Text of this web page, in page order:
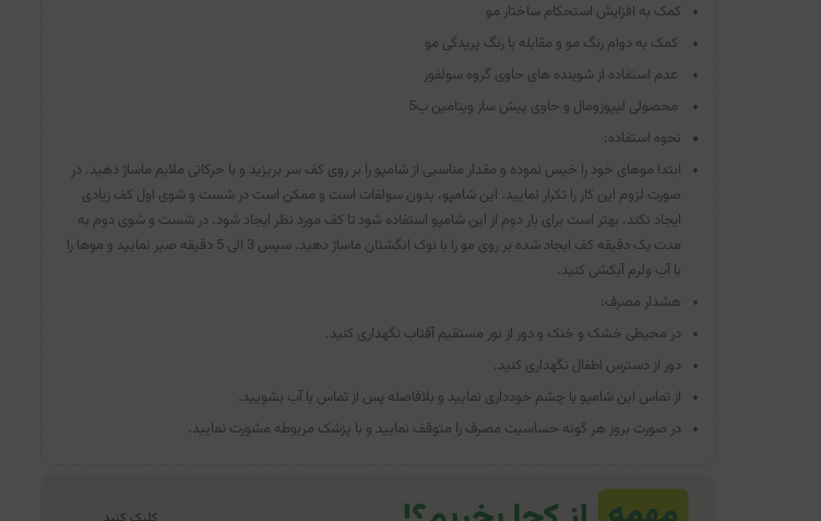
کمک به افزایش استحکام ساختار مو
کمک به دوام رنگ مو و مقابله با رنگ پریدگی مو
عدم استفاده از شوینده های حاوی گروه سولفور
محصولی لیپوزومال و حاوی پیش ساز ویتامین ب5
نحوه استفاده:
ابتدا موهای خود را خیس نموده و مقدار مناسبی از شامپو را بر روی کف سر بریزید و با حرکاتی ملایم ماساژ دهید. در
صورت لزوم این کار را تکرار نمایید. این شامپو، بدون سولفات است و ممکن است در شست و شوی اول کف زیادی
ایجاد نکند، بهتر است برای بار دوم از این شامپو استفاده شود تا کف مورد نظر ایجاد شود. در شست و شوی دوم به
مدت یک دقیقه کف ایجاد شده بر روی مو را با نوک انگشتان ماساژ دهید. سپس 3 الی 5 دقیقه صبر نمایید و موها را
با آب ولرم آبکشی کنید.
هشدار مصرف:
در محیطی خشک و خنک و دور از نور مستقیم آفتاب نگهداری کنید.
دور از دسترس اطفال نگهداری کنید.
از تماس این شامپو با چشم خودداری نمایید و بلافاصله پس از تماس با آب بشویید.
در صورت بروز هر گونه حساسیت مصرف را متوقف نمایید و با پزشک مربوطه مشورت نمایید.